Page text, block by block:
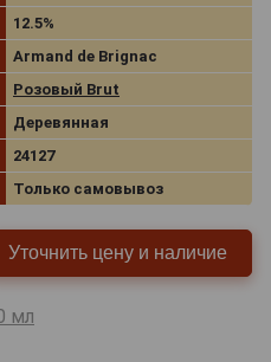
12.5%
Armand de Brignac
Розовый Brut
Деревянная
24127
Только самовывоз
Уточнить цену и наличие
мл